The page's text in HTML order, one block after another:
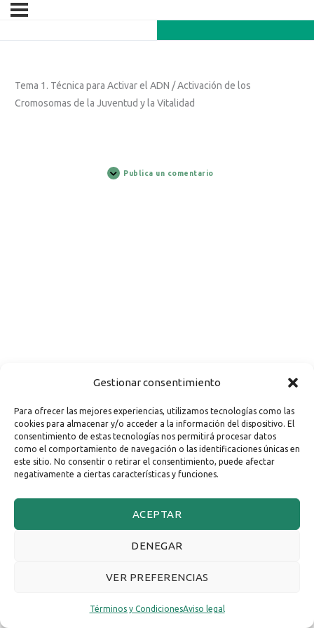
Gestionar consentimiento
Para ofrecer las mejores experiencias, utilizamos tecnologías como las
cookies para almacenar y/o acceder a la información del dispositivo. El
consentimiento de estas tecnologías nos permitirá procesar datos
como el comportamiento de navegación o las identificaciones únicas en
este sitio. No consentir o retirar el consentimiento, puede afectar
negativamente a ciertas características y funciones.
ACEPTAR
DENEGAR
VER PREFERENCIAS
Términos y CondicionesAviso legal
Tema 1. Técnica para Activar el ADN / Activación de los
Cromosomas de la Juventud y la Vitalidad
Publica un comentario